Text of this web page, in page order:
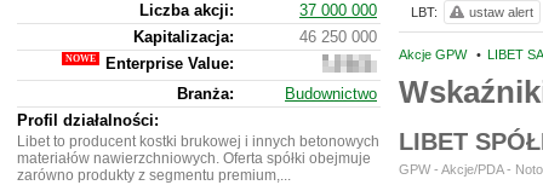
Akcje GPW • LIBET
LIBET
GPW - Akcje/PDA -
LBT: ustaw alert
Liczba akcji:
37 000 000
Kapitalizacja:
46 250 000
Enterprise Value:
47
700
000
Branża:
Budownictwo
Profil działalności:
Libet to producent kostki brukowej i innych betonowych
materiałów nawierzchniowych. Oferta spółki obejmuje
zarówno produkty z segmentu premium,...